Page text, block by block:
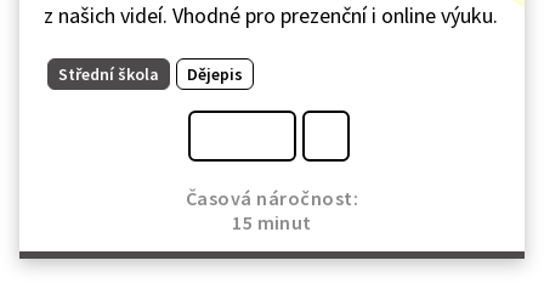
z našich videí. Vhodné pro prezenční i online výuku.
Střední škola Dějepis
Časová náročnost:
15 minut